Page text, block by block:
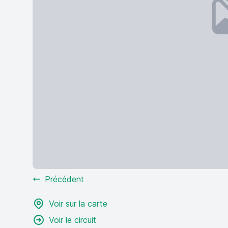
Précédent
Voir sur la carte
Voir le circuit